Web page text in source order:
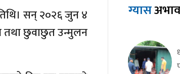
सन् २०२६ जुन ४
तथा छुवाछुत उन्मुलन
ग्यास